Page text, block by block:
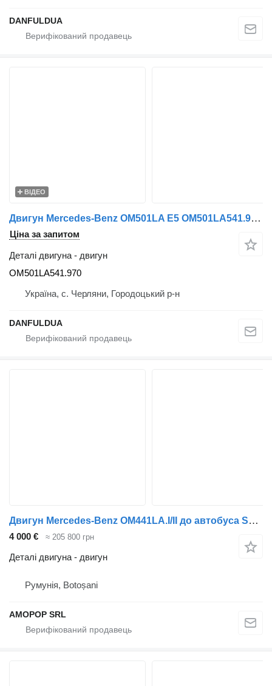
DANFULDUA
ВІДЕО
Двигун Mercedes-Benz OM501LA E5 OM501LA541.970 до автобуса Mercedes-Benz ACTROS
Ціна за запитом
Деталі двигуна - двигун
OM501LA541.970
Україна, с. Черляни, Городоцький р-н
DANFULDUA
Двигун Mercedes-Benz OM441LA.I/II до автобуса Setra 315 GT
4 000 € ≈ 205 800 грн
Деталі двигуна - двигун
Румунія, Botoșani
AMOPOP SRL